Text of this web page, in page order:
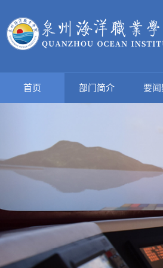
首页 部门简介 要闻